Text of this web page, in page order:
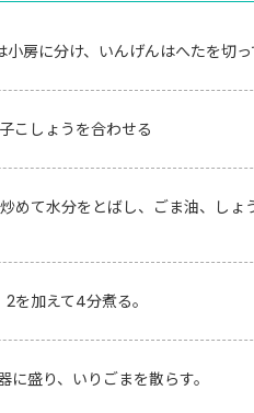
房に分け、いんげんはへたを切っ
こしょうを合わせる
めて水分をとばし、ごま油、し
を加えて4分煮る。
盛り、いりごまを散らす。